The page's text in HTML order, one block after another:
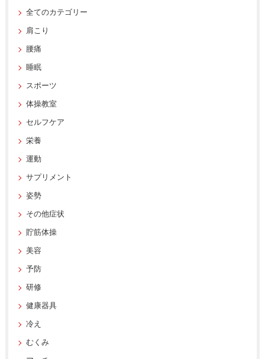
全てのカテゴリー
肩こり
腰痛
睡眠
スポーツ
体操教室
セルフケア
栄養
運動
サプリメント
姿勢
その他症状
貯筋体操
美容
予防
研修
健康器具
冷え
むくみ